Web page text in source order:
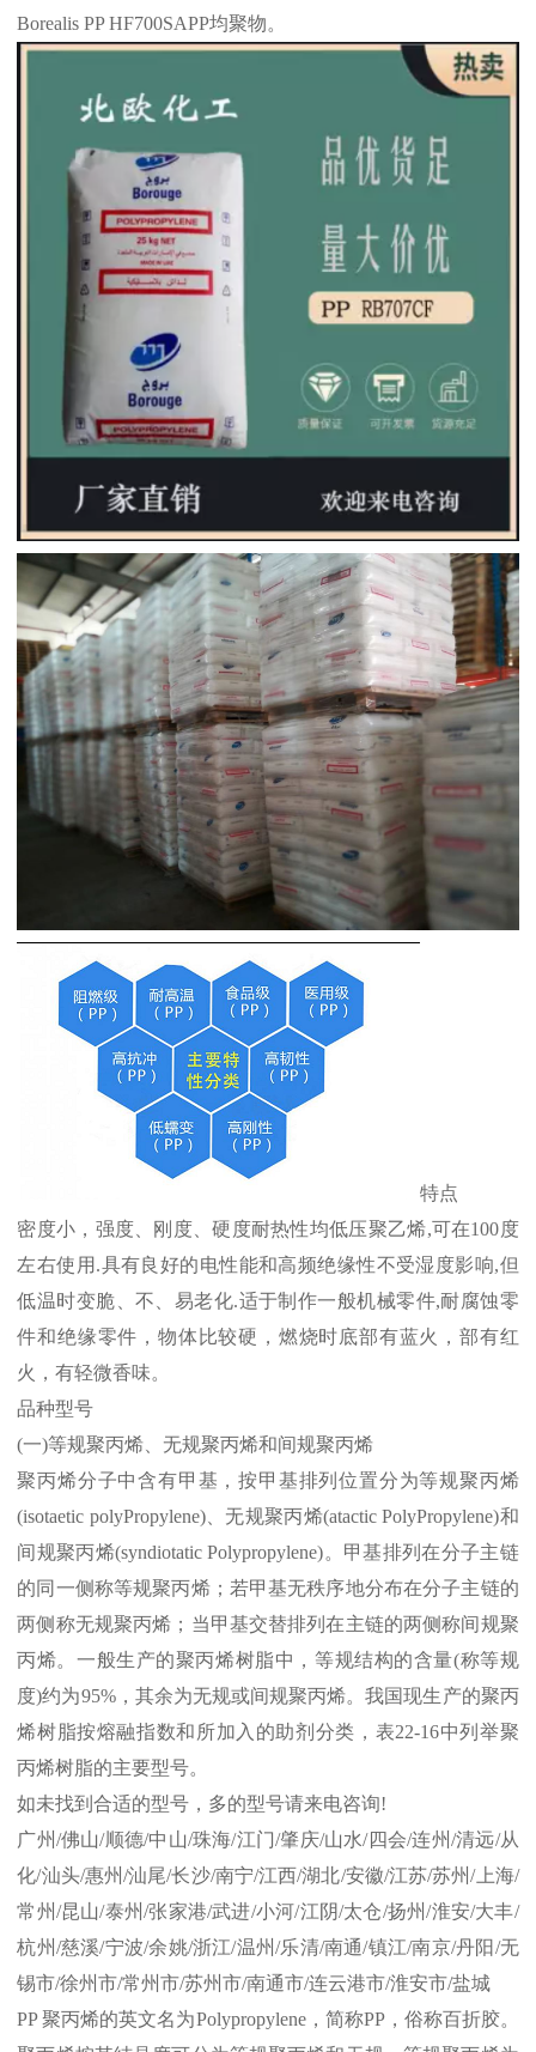
Borealis PP HF700SAPP均聚物。
特点
密度小，强度、刚度、硬度耐热性均低压聚乙烯,可在100度
左右使用 .具有良好的电性能和高频绝缘性不受湿度影响,但
低温时变脆、不、易老化.适于制作一般机械零件,耐腐蚀零
件和绝缘零件，物体比较硬，燃烧时底部有蓝火，部有红
火，有轻微香味。
品种型号
(一)等规聚丙烯、无规聚丙烯和间规聚丙烯
聚丙烯分子中含有甲基，按甲基排列位置分为等规聚丙烯
(isotaetic polyPropylene)、无规聚丙烯(atactic PolyPropylene)和
间规聚丙烯(syndiotatic Polypropylene)。甲基排列在分子主链
的同一侧称等规聚丙烯；若甲基无秩序地分布在分子主链的
两侧称无规聚丙烯；当甲基交替排列在主链的两侧称间规聚
丙烯。一般生产的聚丙烯树脂中，等规结构的含量(称等规
度)约为95%，其余为无规或间规聚丙烯。我国现生产的聚丙
烯树脂按熔融指数和所加入的助剂分类，表22-16中列举聚
丙烯树脂的主要型号。
如未找到合适的型号，多的型号请来电咨询!
广州/佛山/顺德/中山/珠海/江门/肇庆/山水/四会/连州/清远/从
化/汕头/惠州/汕尾/长沙/南宁/江西/湖北/安徽/江苏/苏州/上海/
常州/昆山/泰州/张家港/武进/小河/江阴/太仓/扬州/淮安/大丰/
杭州/慈溪/宁波/余姚/浙江/温州/乐清/南通/镇江/南京/丹阳 /无
锡市/徐州市/常州市/苏州市/南通市/连云港市/淮安市/盐城
PP聚丙烯的英文名为Polypropylene，简称PP，俗称百折胶。